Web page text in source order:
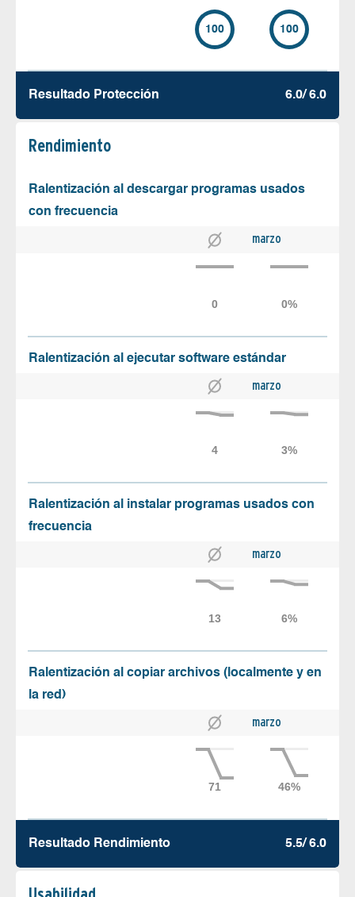
100 100
Resultado Protección 6.0/ 6.0
Rendimiento
Ralentización al descargar programas usados
con frecuencia
marzo
Ralentización al ejecutar software estándar
marzo
Ralentización al instalar programas usados con
frecuencia
marzo
Ralentización al copiar archivos (localmente y en
la red)
marzo
Resultado Rendimiento 5.5/ 6.0